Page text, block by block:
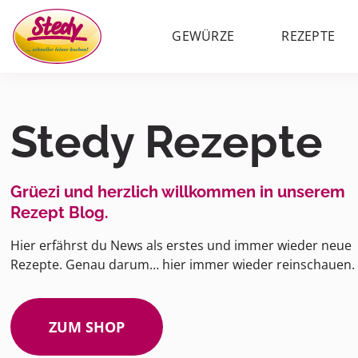
GEWÜRZE REZEPTE
Stedy Rezepte
Grüezi und herzlich willkommen in unserem
Rezept Blog.
Hier erfährst du News als erstes und immer wieder neue
Rezepte. Genau darum… hier immer wieder reinschauen.
ZUM SHOP